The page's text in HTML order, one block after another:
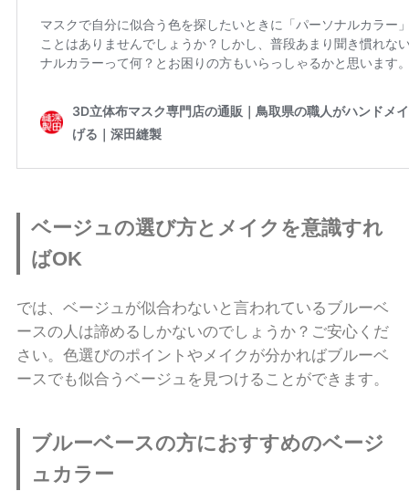
ベージュの選び方とメイクを意識すれ
ばOK
では、ベージュが似合わないと言われているブルーベ
ースの人は諦めるしかないのでしょうか？ご安心くだ
さい。色選びのポイントやメイクが分かればブルーベ
ースでも似合うベージュを見つけることができます。
ブルーベースの方におすすめのベージ
ュカラー